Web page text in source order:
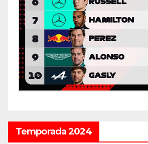
Temporada 2024